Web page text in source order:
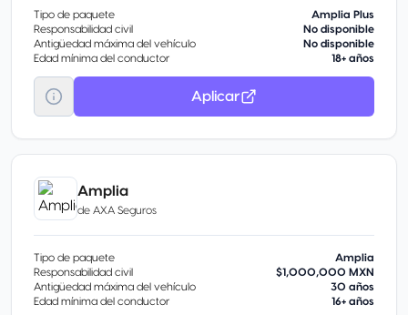
Tipo de paquete
Amplia Plus
Responsabilidad civil
No disponible
Antigüedad máxima del vehículo
No disponible
Edad mínima del conductor
18+ años
Aplicar
Amplia
de AXA Seguros
Tipo de paquete
Amplia
Responsabilidad civil
$1,000,000 MXN
Antigüedad máxima del vehículo
30 años
Edad mínima del conductor
16+ años